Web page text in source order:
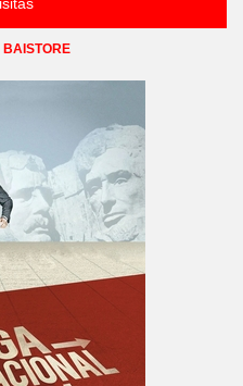
BAISTORE